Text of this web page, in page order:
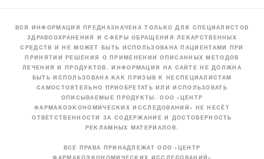
ВСЯ ИНФОРМАЦИЯ ПРЕДНАЗНАЧЕНА ТОЛЬКО ДЛЯ СПЕЦИАЛИСТОВ
ЗДРАВООХРАНЕНИЯ И СФЕРЫ ОБРАЩЕНИЯ ЛЕКАРСТВЕННЫХ
СРЕДСТВ И НЕ МОЖЕТ БЫТЬ ИСПОЛЬЗОВАНА ПАЦИЕНТАМИ ПРИ
ПРИНЯТИИ РЕШЕНИЯ О ПРИМЕНЕНИИ ОПИСАННЫХ МЕТОДОВ
ЛЕЧЕНИЯ И ПРОДУКТОВ. ИНФОРМАЦИЯ НА САЙТЕ НЕ ДОЛЖНА
БЫТЬ ИСПОЛЬЗОВАНА КАК ПРИЗЫВ К НЕСПЕЦИАЛИСТАМ
САМОСТОЯТЕЛЬНО ПРИОБРЕТАТЬ ИЛИ ИСПОЛЬЗОВАТЬ
ОПИСЫВАЕМЫЕ ПРОДУКТЫ. ООО «ЦЕНТР
ФАРМАКОЭКОНОМИЧЕСКИХ ИССЛЕДОВАНИЙ» НЕ НЕСЁТ
ОТВЕТСТВЕННОСТИ ЗА СОДЕРЖАНИЕ И ДОСТОВЕРНОСТЬ
РЕКЛАМНЫХ МАТЕРИАЛОВ.
ВСЕ ПРАВА ПРИНАДЛЕЖАТ ООО «ЦЕНТР